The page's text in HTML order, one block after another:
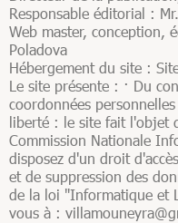
Responsable éditorial :
Web master, conception,
Poladova
Hébergement du site :
Le site présente : · Du
coordonnées
liberté : le site fait l'objet
Commission Nationale
disposez d'un droit
et de suppression des
de la loi "Informatique et
vous à :